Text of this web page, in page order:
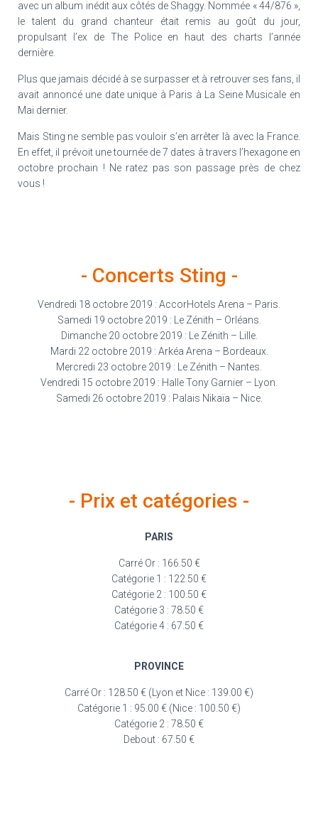
avec un album inédit aux côtés de Shaggy. Nommée « 44/876 »,
le talent du grand chanteur était remis au goût du jour,
propulsant l’ex de The Police en haut des charts l’année
dernière.
Plus que jamais décidé à se surpasser et à retrouver ses fans, il
avait annoncé une date unique à Paris à La Seine Musicale en
Mai dernier.
Mais Sting ne semble pas vouloir s’en arrêter là avec la France.
En effet, il prévoit une tournée de 7 dates à travers l’hexagone en
octobre prochain ! Ne ratez pas son passage près de chez
vous !
- Concerts Sting -
Vendredi 18 octobre 2019 : AccorHotels Arena – Paris.
Samedi 19 octobre 2019 : Le Zénith – Orléans.
Dimanche 20 octobre 2019 : Le Zénith – Lille.
Mardi 22 octobre 2019 : Arkéa Arena – Bordeaux.
Mercredi 23 octobre 2019 : Le Zénith – Nantes.
Vendredi 15 octobre 2019 : Halle Tony Garnier – Lyon.
Samedi 26 octobre 2019 : Palais Nikaïa – Nice.
- Prix et catégories -
PARIS
Carré Or : 166.50 €
Catégorie 1 : 122.50 €
Catégorie 2 : 100.50 €
Catégorie 3 : 78.50 €
Catégorie 4 : 67.50 €
PROVINCE
Carré Or : 128.50 € (Lyon et Nice : 139.00 €)
Catégorie 1 : 95.00 € (Nice : 100.50 €)
Catégorie 2 : 78.50 €
Debout : 67.50 €